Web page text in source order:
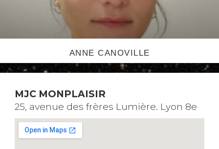
ANNE CANOVILLE
MJC MONPLAISIR
25, avenue des frères Lumière. Lyon 8e